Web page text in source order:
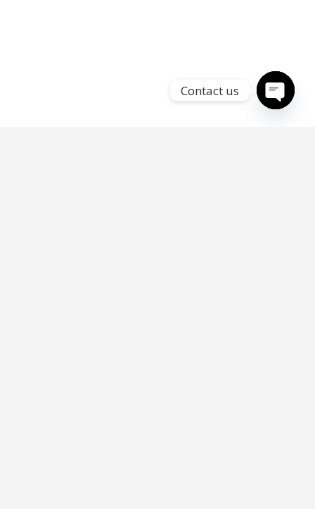
Contact us